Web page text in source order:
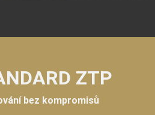
ZTP
bez kompromisů